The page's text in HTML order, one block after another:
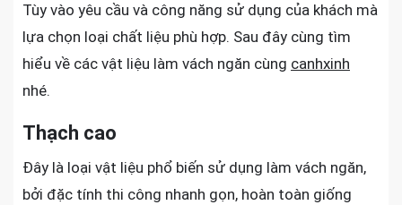
Tùy vào yêu cầu và công năng sử dụng của khách mà
lựa chọn loại chất liệu phù hợp. Sau đây cùng tìm
hiểu về các vật liệu làm vách ngăn cùng canhxinh
nhé.
Thạch cao
Đây là loại vật liệu phổ biến sử dụng làm vách ngăn,
bởi đặc tính thi công nhanh gọn, hoàn toàn giống